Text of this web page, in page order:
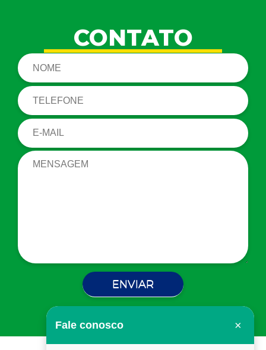
CONTATO
Fale conosco ×